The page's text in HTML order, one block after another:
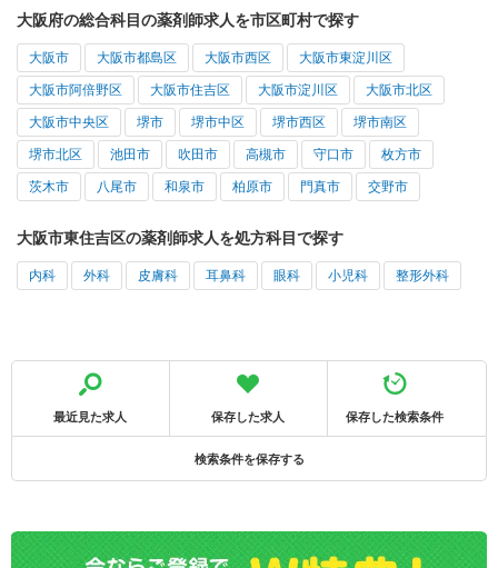
大阪府の総合科目の薬剤師求人を市区町村で探す
大阪市 大阪市都島区 大阪市西区 大阪市東淀川区
大阪市阿倍野区 大阪市住吉区 大阪市淀川区 大阪市北区
大阪市中央区 堺市 堺市中区 堺市西区 堺市南区
堺市北区 池田市 吹田市 高槻市 守口市 枚方市
茨木市 八尾市 和泉市 柏原市 門真市 交野市
大阪市東住吉区の薬剤師求人を処方科目で探す
内科 外科 皮膚科 耳鼻科 眼科 小児科 整形外科
最近見た求人 保存した求人 保存した検索条件
検索条件を保存する